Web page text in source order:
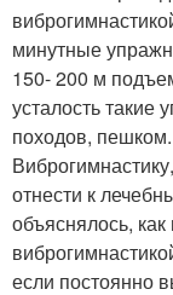
минутные
150- 200 м
усталость такие
походов, пешком.
отнести к
объяснялось,
если постоянно